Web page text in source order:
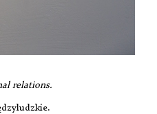
relations.